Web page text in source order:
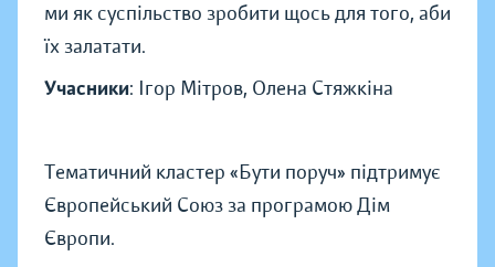
ми як суспільство зробити щось для того, аби
їх залатати.
Учасники: Ігор Мітров, Олена Стяжкіна
Тематичний кластер «Бути поруч» підтримує
Європейський Союз за програмою Дім
Європи.